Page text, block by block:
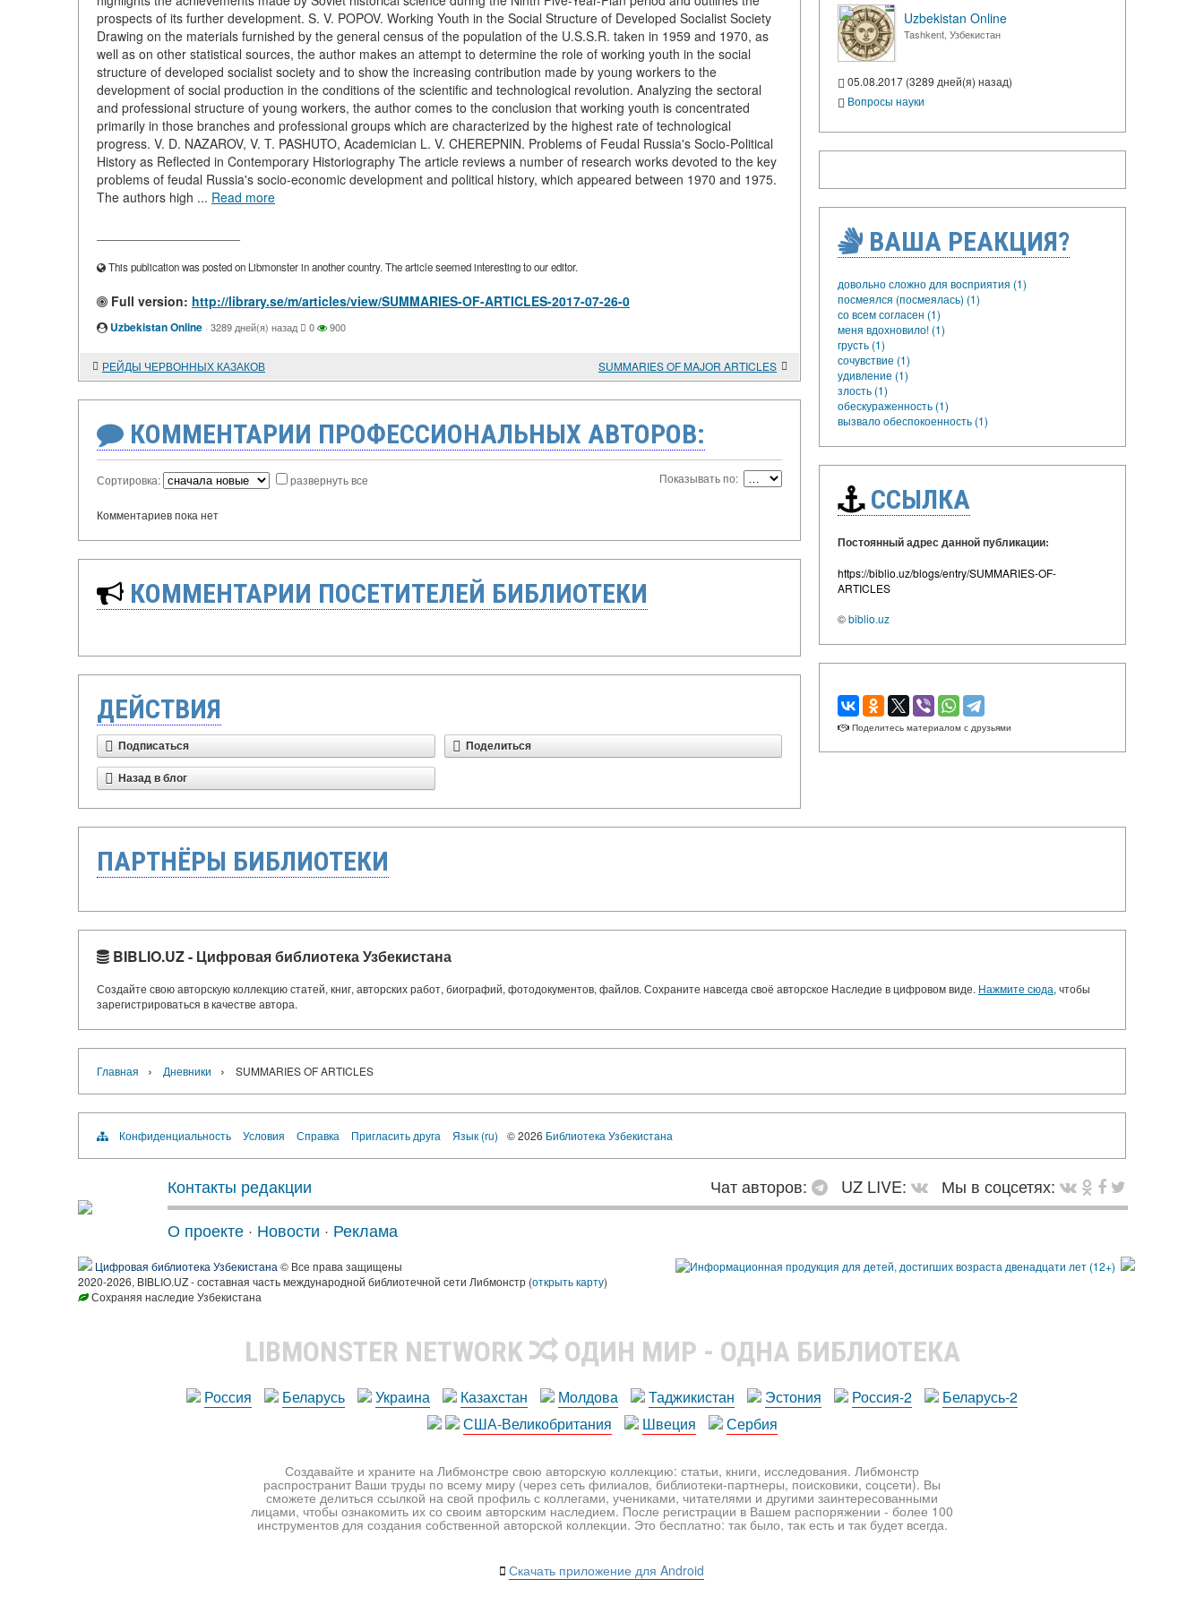
prospects of its further development. S. V. POPOV. Working Youth in the Social Structure of Developed Socialist Society
Drawing on the materials furnished by the general census of the population of the U.S.S.R. taken in 1959 and 1970, as
well as on other statistical sources, the author makes an attempt to determine the role of working youth in the social
structure of developed socialist society and to show the increasing contribution made by young workers to the
development of social production in the conditions of the scientific and technological revolution. Analyzing the sectoral
and professional structure of young workers, the author comes to the conclusion that working youth is concentrated
primarily in those branches and professional groups which are characterized by the highest rate of technological
progress. V. D. NAZAROV, V. T. PASHUTO, Academician L. V. CHEREPNIN. Problems of Feudal Russia's Socio-Political
History as Reflected in Contemporary Historiography The article reviews a number of research works devoted to the key
problems of feudal Russia's socio-economic development and political history, which appeared between 1970 and 1975.
The authors high ... Read more
This publication was posted on Libmonster in another country. The article seemed interesting to our editor.
Full version: http://library.se/m/articles/view/SUMMARIES-OF-ARTICLES-2017-07-26-0
Uzbekistan Online · 3289 дней(я) назад 0 900
РЕЙДЫ ЧЕРВОННЫХ КАЗАКОВ SUMMARIES OF MAJOR ARTICLES
КОММЕНТАРИИ ПРОФЕССИОНАЛЬНЫХ АВТОРОВ:
Сортировка: развернуть все Показывать по:
Комментариев пока нет
КОММЕНТАРИИ ПОСЕТИТЕЛЕЙ БИБЛИОТЕКИ
ДЕЙСТВИЯ
Подписаться Поделиться
Назад в блог
Uzbekistan Online
Tashkent, Узбекистан
05.08.2017 (3289 дней(я) назад)
Вопросы науки
ВАША РЕАКЦИЯ?
довольно сложно для восприятия (1)
посмеялся (посмеялась) (1)
со всем согласен (1)
меня вдохновило! (1)
грусть (1)
сочувствие (1)
удивление (1)
злость (1)
обескураженность (1)
вызвало обеспокоенность (1)
ССЫЛКА
Постоянный адрес данной публикации:
https://biblio.uz/blogs/entry/SUMMARIES-OF-
ARTICLES
©biblio.uz
Поделитесь материалом с друзьями
ПАРТНЁРЫ БИБЛИОТЕКИ
BIBLIO.UZ - Цифровая библиотека Узбекистана
Создайте свою авторскую коллекцию статей, книг, авторских работ, биографий, фотодокументов, файлов. Сохраните навсегда своё авторское Наследие в цифровом виде. Нажмите сюда, чтобы
зарегистрироваться в качестве автора.
Главная › Дневники › SUMMARIES OF ARTICLES
Конфиденциальность Условия Справка Пригласить друга Язык (ru) © 2026 Библиотека Узбекистана
Контакты редакции Чат авторов: UZ LIVE:
Мы в соцсетях:
О проекте · Новости · Реклама
Цифровая библиотека Узбекистана © Все права защищены
2020-2026, BIBLIO.UZ - составная часть международной библиотечной сети Либмонстр (открыть карту)
Сохраняя наследие Узбекистана
LIBMONSTER NETWORK ОДИН МИР - ОДНА БИБЛИОТЕКА
Россия Беларусь Украина Казахстан Молдова Таджикистан Эстония Россия-2
Беларусь-2
США-Великобритания
Швеция Сербия
Создавайте и храните на Либмонстре свою авторскую коллекцию: статьи, книги, исследования. Либмонстр
распространит Ваши труды по всему миру (через сеть филиалов, библиотеки-партнеры, поисковики, соцсети). Вы
сможете делиться ссылкой на свой профиль с коллегами, учениками, читателями и другими заинтересованными
лицами, чтобы ознакомить их со своим авторским наследием. После регистрации в Вашем распоряжении - более 100
инструментов для создания собственной авторской коллекции. Это бесплатно: так было, так есть и так будет всегда.
Скачать приложение для Android